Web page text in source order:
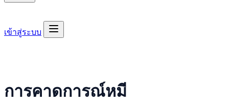
เข้าสู่ระบบ
การคาดการณ์หมี